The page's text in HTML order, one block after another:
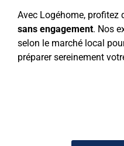
Avec Logéhome, profitez
sans engagement. Nos
selon le marché local
préparer sereinement